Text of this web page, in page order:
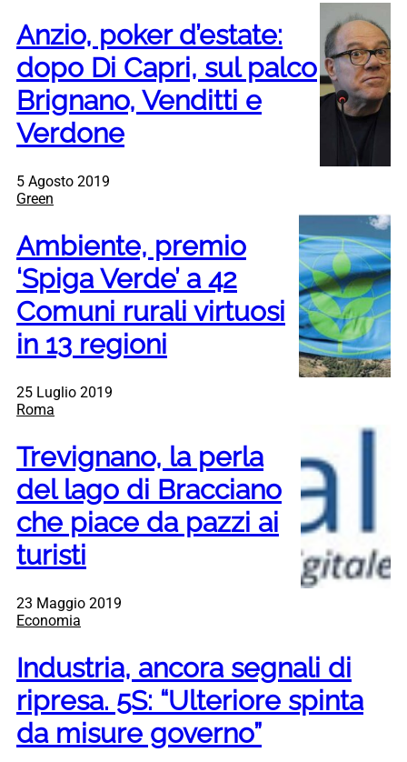
Anzio, poker d’estate:
dopo Di Capri, sul palco
Brignano, Venditti e
Verdone
5 Agosto 2019
Green
Ambiente, premio
‘Spiga Verde’ a 42
Comuni rurali virtuosi
in 13 regioni
25 Luglio 2019
Roma
Trevignano, la perla
del lago di Bracciano
che piace da pazzi ai
turisti
23 Maggio 2019
Economia
Industria, ancora segnali di
ripresa. 5S: “Ulteriore spinta
da misure governo”